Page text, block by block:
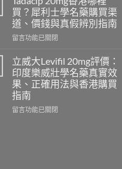
怎
麼
選？
2026
效
果、
價
錢、
副
作
名
藥
邊
隻
Cenforce-
100、
Kamagra
與
Kamagra
Oral
買？犀利士學名藥購買渠
道、價錢與真假辨別指南
在
20mg
香
港
哪
裡
買？
留言功能已關閉
立威大Levifil 20mg評價：
印度樂威壯學名藥真實效
果、正確用法與香港購買
指南
在
留言功能已關閉